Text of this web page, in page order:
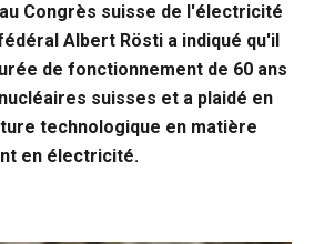
Congrès suisse de l'électricité
Albert Rösti a indiqué qu'il
de fonctionnement de 60 ans
suisses et a plaidé en
technologique en matière
en électricité.